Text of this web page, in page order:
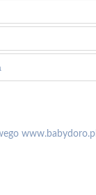
www.babydoro.pl